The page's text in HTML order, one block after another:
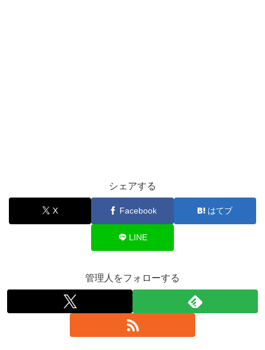
シェアする
X Facebook はてブ
LINE
管理人をフォローする